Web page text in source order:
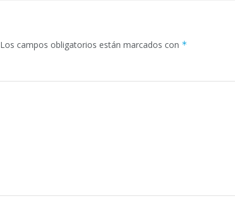
Los campos obligatorios están marcados con *